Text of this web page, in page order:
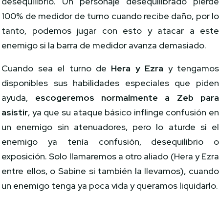
100% de medidor de turno cuando recibe daño, por lo
tanto, podemos jugar con esto y atacar a este
enemigo si la barra de medidor avanza demasiado.
Cuando sea el turno de Hera y Ezra y tengamos
disponibles sus habilidades especiales que piden
ayuda, escogeremos normalmente a Zeb para
asistir, ya que su ataque básico inflinge confusión en
un enemigo sin atenuadores, pero lo aturde si el
enemigo ya tenía confusión, desequilibrio o
exposición. Solo llamaremos a otro aliado (Hera y Ezra
entre ellos, o Sabine si también la llevamos), cuando
un enemigo tenga ya poca vida y queramos liquidarlo.